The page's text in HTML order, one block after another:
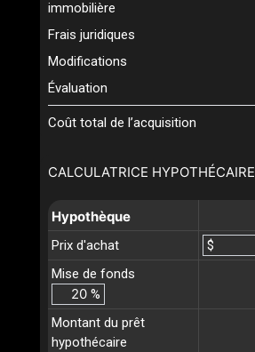
CALCULATRICE HYPOTHÉCAIRE
Hypothèque
Prix d'achat
$
Mise de fonds
%
Montant du prêt
hypothécaire
immobilière
Frais juridiques
Modifications
Évaluation
Coût total de l’acquisition